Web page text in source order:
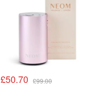
£50.70 £99.00